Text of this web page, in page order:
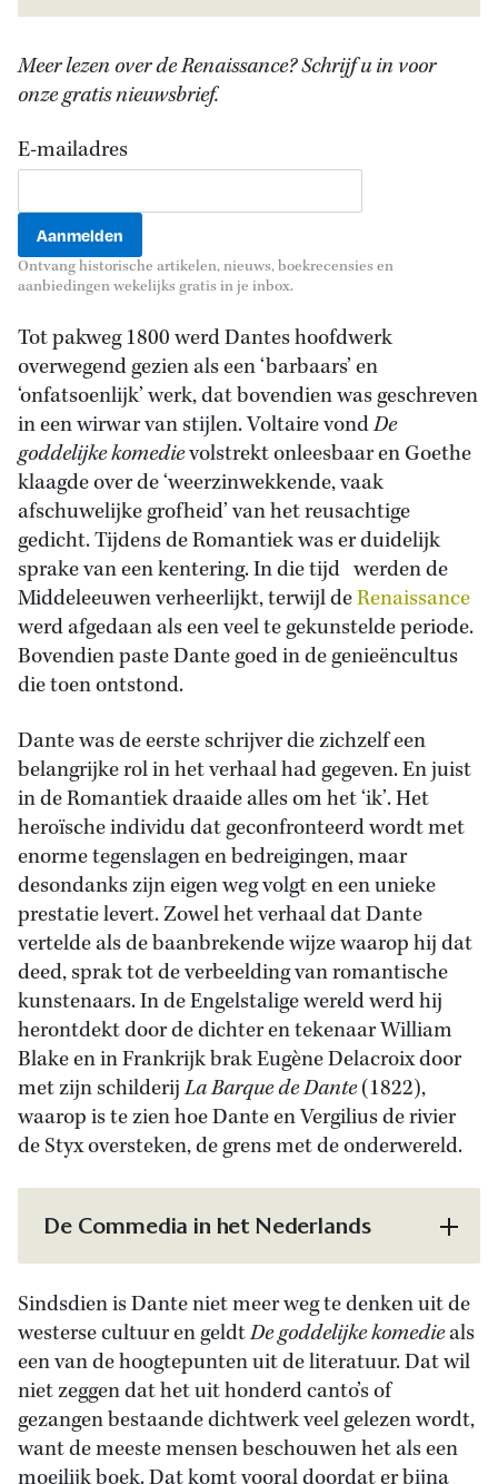
Meer lezen over de Renaissance? Schrijf u in voor
onze gratis nieuwsbrief.
E-mailadres
Ontvang historische artikelen, nieuws, boekrecensies en
aanbiedingen wekelijks gratis in je inbox.
Tot pakweg 1800 werd Dantes hoofdwerk
overwegend gezien als een ‘barbaars’ en
‘onfatsoenlijk’ werk, dat bovendien was geschreven
in een wirwar van stijlen. Voltaire vondDe
goddelijke komedievolstrekt onleesbaar en Goethe
klaagde over de ‘weerzinwekkende, vaak
afschuwelijke grofheid’ van het reusachtige
gedicht. Tijdens de Romantiek was er duidelijk
sprake van een kentering. In die tijd werden de
Middeleeuwen verheerlijkt, terwijl deRenaissance
werd afgedaan als een veel te gekunstelde periode.
Bovendien paste Dante goed in de genieëncultus
die toen ontstond.
Dante was de eerste schrijver die zichzelf een
belangrijke rol in het verhaal had gegeven. En juist
in de Romantiek draaide alles om het ‘ik’. Het
heroïsche individu dat geconfronteerd wordt met
enorme tegenslagen en bedreigingen, maar
desondanks zijn eigen weg volgt en een unieke
prestatie levert. Zowel het verhaal dat Dante
vertelde als de baanbrekende wijze waarop hij dat
deed, sprak tot de verbeelding van romantische
kunstenaars. In de Engelstalige wereld werd hij
herontdekt door de dichter en tekenaar William
Blake en in Frankrijk brak Eugène Delacroix door
met zijn schilderijLa Barque de Dante(1822),
waarop is te zien hoe Dante en Vergilius de rivier
de Styx oversteken, de grens met de onderwereld.
De Commedia in het Nederlands
Sindsdien is Dante niet meer weg te denken uit de
westerse cultuur en geldtDe goddelijke komedieals
een van de hoogtepunten uit de literatuur. Dat wil
niet zeggen dat het uit honderd canto’s of
gezangen bestaande dichtwerk veel gelezen wordt,
want de meeste mensen beschouwen het als een